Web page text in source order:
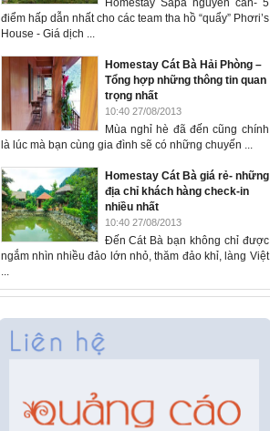
Homestay Sapa nguyên căn- 5
điểm hấp dẫn nhất cho các team tha hồ “quẩy” Phơri’s
House - Giá dịch ...
Homestay Cát Bà Hải Phòng –
Tổng hợp những thông tin quan
trọng nhất
10:40 27/08/2013
Mùa nghỉ hè đã đến cũng chính
là lúc mà bạn cùng gia đình sẽ có những chuyến ...
Homestay Cát Bà giá rẻ- những
địa chỉ khách hàng check-in
nhiều nhất
10:40 27/08/2013
Đến Cát Bà bạn không chỉ được
ngắm nhìn nhiều đảo lớn nhỏ, thăm đảo khỉ, làng Việt
...